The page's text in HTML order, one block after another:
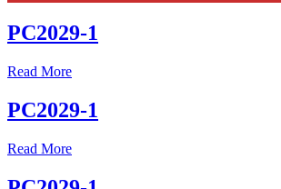
PC2029-1
Read More
PC2029-1
Read More